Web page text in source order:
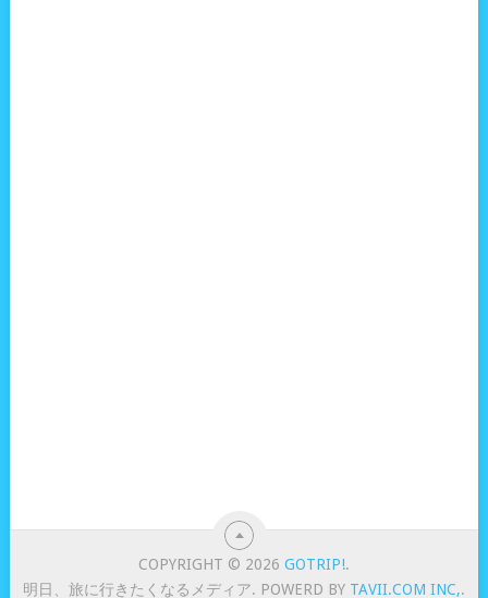
COPYRIGHT © 2026GOTRIP!.
明日、旅に行きたくなるメディア. POWERD BY TAVII.COM INC,.